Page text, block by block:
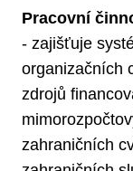
Pracovní
- zajišťuje
organizačních
zdrojů
zahraničních